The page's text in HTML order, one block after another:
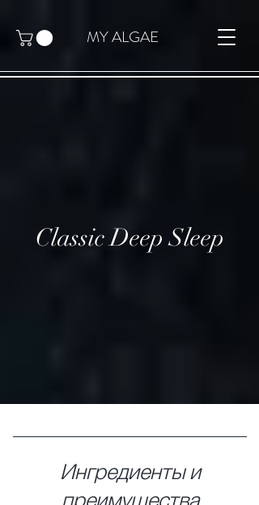
MY ALGAE
Classic Deep Sleep
Ингредиенты и